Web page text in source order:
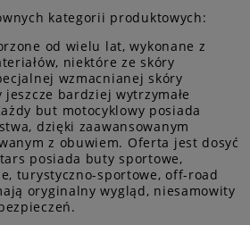
kategorii produktowych:
od wielu lat, wykonane z
niektóre ze skóry
wzmacnianej skóry
jeszcze bardziej wytrzymałe
but motocyklowy posiada
dzięki zaawansowanym
z obuwiem. Oferta jest dosyć
posiada buty sportowe,
turystyczno-sportowe, off-road
oryginalny wygląd, niesamowity